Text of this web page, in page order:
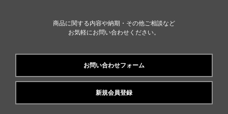
商品に関する内容や納期・その他ご相談など
お気軽にお問い合わせください。
お問い合わせフォーム
新規会員登録